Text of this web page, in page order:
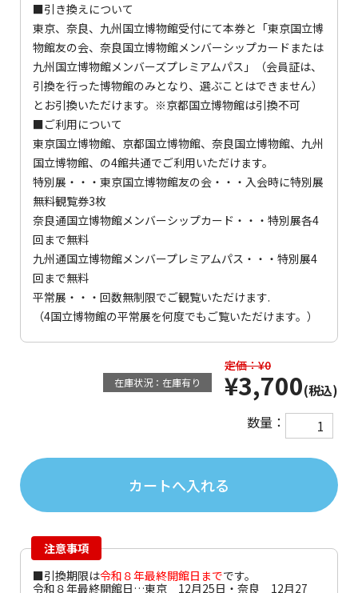
■引き換えについて
東京、奈良、九州国立博物館受付にて本券と「東京国立博
物館友の会、奈良国立博物館メンバーシップカードまたは
九州国立博物館メンバーズプレミアムパス」（会員証は、
引換を行った博物館のみとなり、選ぶことはできません）
とお引換いただけます。※京都国立博物館は引換不可
■ご利用について
東京国立博物館、京都国立博物館、奈良国立博物館、九州
国立博物館、の4館共通でご利用いただけます。
特別展・・・東京国立博物館友の会・・・入会時に特別展
無料観覧券3枚
奈良通国立博物館メンバーシップカード・・・特別展各4
回まで無料
九州通国立博物館メンバープレミアムパス・・・特別展4
回まで無料
平常展・・・回数無制限でご観覧いただけます.
（4国立博物館の平常展を何度でもご覧いただけます。）
在庫状況：在庫有り
定価：¥0
¥3,700(税込)
数量：
注意事項
■引換期限は令和８年最終開館日までです。
令和８年最終開館日…東京 12月25日・奈良 12月27